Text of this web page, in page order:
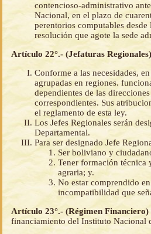
contencioso-administrativo
Nacional, en el plazo de
perentorios computables
resolución que agote la sede
Artículo 22°.- (Jefaturas Regionales)
Conforme a las necesidades,
agrupadas en regiones.
dependientes de las
correspondientes. Sus
el reglamento de esta ley.
Los Jefes Regionales serán
Departamental.
Para ser designado Jefe
Ser boliviano y
Tener formación técnica
agraria; y.
No estar comprendido
incompatibilidad que
Artículo 23°.- (Régimen Financiero)
financiamiento del Instituto Nacional